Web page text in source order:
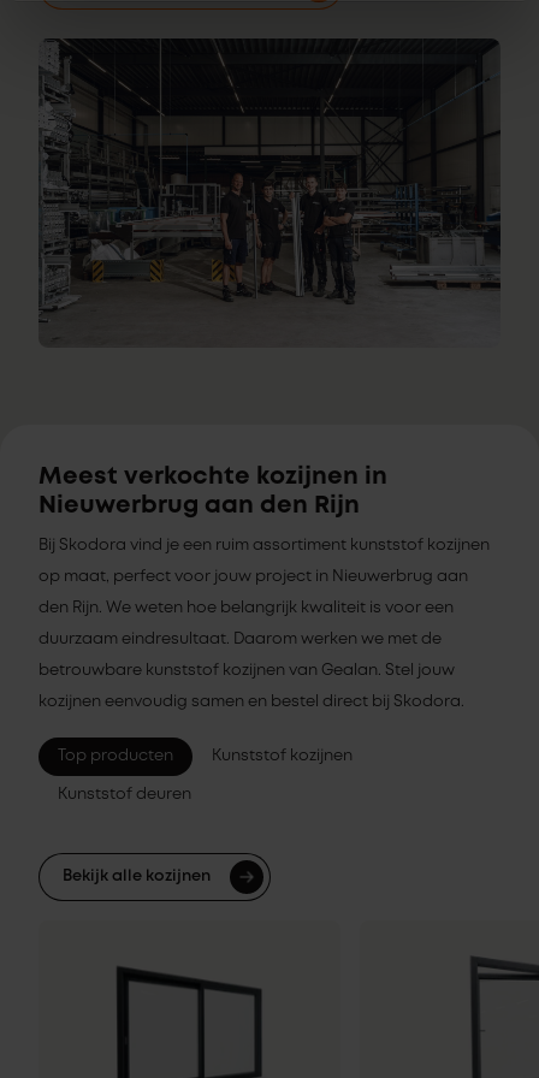
Meest verkochte kozijnen in
Nieuwerbrug aan den Rijn
Bij Skodora vind je een ruim assortiment kunststof kozijnen
op maat, perfect voor jouw project in Nieuwerbrug aan
den Rijn. We weten hoe belangrijk kwaliteit is voor een
duurzaam eindresultaat. Daarom werken we met de
betrouwbare kunststof kozijnen van Gealan. Stel jouw
kozijnen eenvoudig samen en bestel direct bij Skodora.
Top producten Kunststof kozijnen
Kunststof deuren
Bekijk alle kozijnen